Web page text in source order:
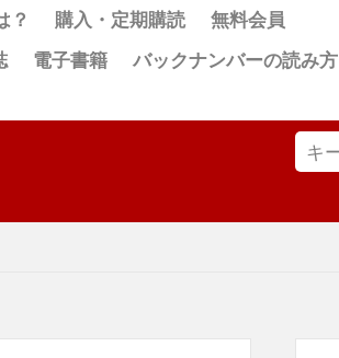
？ 購入・定期購読
無料会員
電子書籍
バックナンバーの読み方
検索